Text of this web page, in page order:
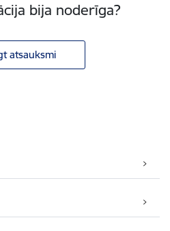
bija noderīga?
atsauksmi